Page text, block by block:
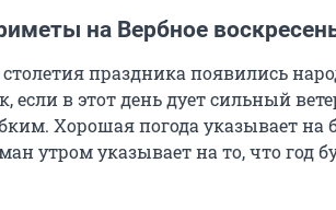
на Вербное
столетия праздника появились
если в этот день дует сильный
Хорошая погода указывает
утром указывает на то, что год